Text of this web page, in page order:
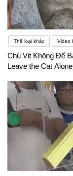
Thể loại khác Video
Chú Vịt Không Để
Leave the Cat